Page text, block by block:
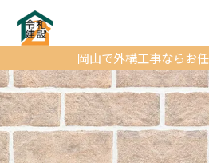
岡山で外構工事ならお